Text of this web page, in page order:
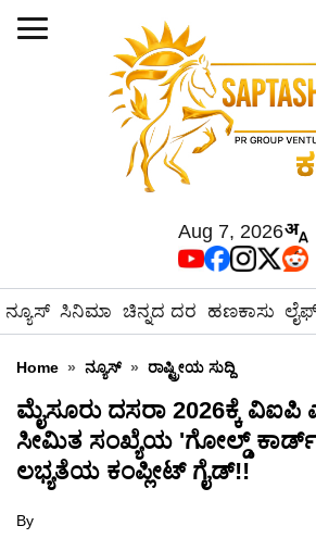
Aug 7, 2026
ನ್ಯೂಸ್ ಸಿನಿಮಾ ಚಿನ್ನದ ದರ ಹಣಕಾಸು
Home » ನ್ಯೂಸ್ » ರಾಷ್ಟ್ರೀಯ ಸುದ್ದಿ
ಮೈಸೂರು ದಸರಾ 2026ಕ್ಕೆ ವಿಐಪಿ
ಸೀಮಿತ ಸಂಖ್ಯೆಯ 'ಗೋಲ್ಡ್
ಲಭ್ಯತೆಯ ಕಂಪ್ಲೀಟ್ ಗೈಡ್!!
By